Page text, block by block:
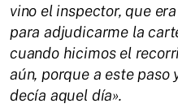
vino el inspector, que
para adjudicarme la
cuando hicimos el
aún, porque a este paso
decía aquel día».